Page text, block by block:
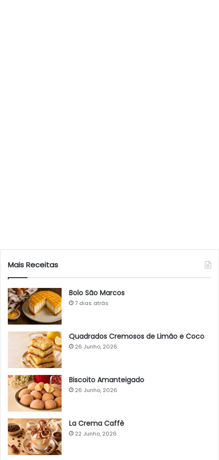
Mais Receitas
Bolo São Marcos
7 dias atrás
Quadrados Cremosos de Limão e Coco
26 Junho, 2026
Biscoito Amanteigado
26 Junho, 2026
La Crema Caffè
22 Junho, 2026